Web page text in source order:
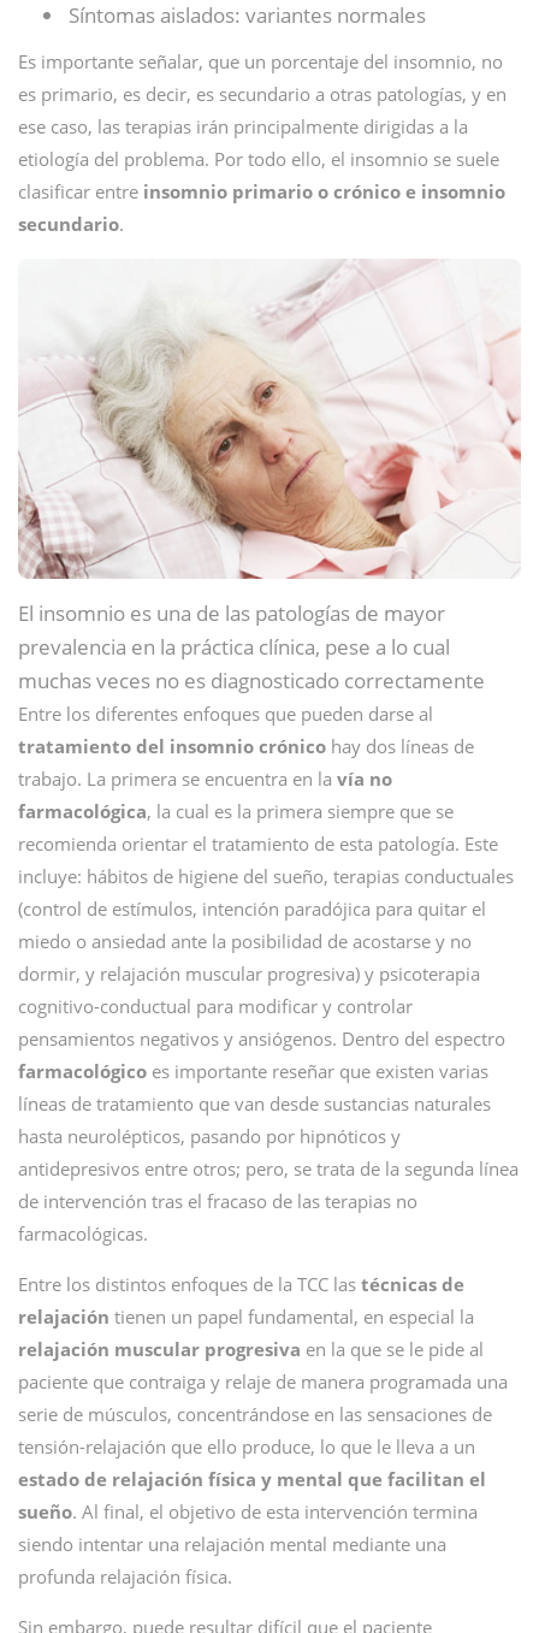
Síntomas aislados: variantes normales
Es importante señalar, que un porcentaje del insomnio, no
es primario, es decir, es secundario a otras patologías, y en
ese caso, las terapias irán principalmente dirigidas a la
etiología del problema. Por todo ello, el insomnio se suele
clasificar entre insomnio primario o crónico e insomnio
secundario.
El insomnio es una de las patologías de mayor
prevalencia en la práctica clínica, pese a lo cual
muchas veces no es diagnosticado correctamente
Entre los diferentes enfoques que pueden darse al
tratamiento del insomnio crónico hay dos líneas de
trabajo. La primera se encuentra en la vía no
farmacológica, la cual es la primera siempre que se
recomienda orientar el tratamiento de esta patología. Este
incluye: hábitos de higiene del sueño, terapias conductuales
(control de estímulos, intención paradójica para quitar el
miedo o ansiedad ante la posibilidad de acostarse y no
dormir, y relajación muscular progresiva) y psicoterapia
cognitivo-conductual para modificar y controlar
pensamientos negativos y ansiógenos. Dentro del espectro
farmacológico es importante reseñar que existen varias
líneas de tratamiento que van desde sustancias naturales
hasta neurolépticos, pasando por hipnóticos y
antidepresivos entre otros; pero, se trata de la segunda línea
de intervención tras el fracaso de las terapias no
farmacológicas.
Entre los distintos enfoques de la TCC las técnicas de
relajación tienen un papel fundamental, en especial la
relajación muscular progresiva en la que se le pide al
paciente que contraiga y relaje de manera programada una
serie de músculos, concentrándose en las sensaciones de
tensión-relajación que ello produce, lo que le lleva a un
estado de relajación física y mental que facilitan el
sueño. Al final, el objetivo de esta intervención termina
siendo intentar una relajación mental mediante una
profunda relajación física.
Sin embargo, puede resultar difícil que el paciente